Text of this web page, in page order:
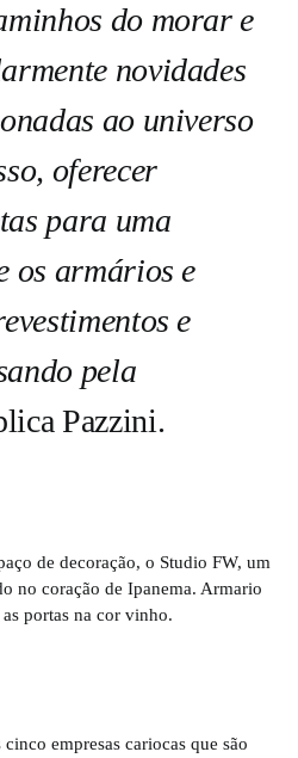
do morar e
novidades
ao universo
oferecer
para uma
os armários e
e
pela
Pazzini.
empresas cariocas que são